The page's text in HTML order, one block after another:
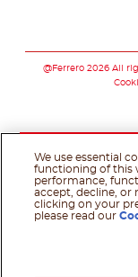
@Ferrero 2026 All
We use essential
functioning of this
performance,
accept, decline, or
clicking on your
please read our